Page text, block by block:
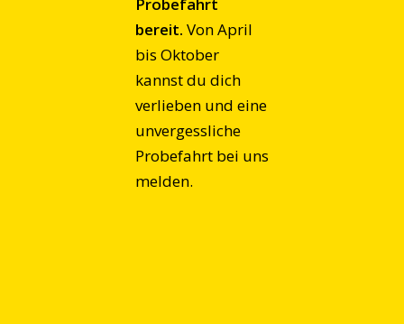
bereit. Von April
bis Oktober
kannst du dich
verlieben und eine
unvergessliche
Probefahrt bei uns
melden.